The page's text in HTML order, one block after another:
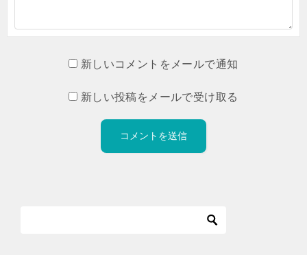
新しいコメントをメールで通知
新しい投稿をメールで受け取る